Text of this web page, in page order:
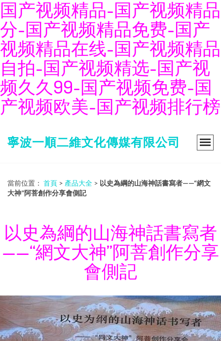
国产视频精品-国产视频精品
分-国产视频精品免费-国产
视频精品在线-国产视频精品
自拍-国产视频精选-国产视
频久久99-国产视频免费-国
产视频欧美-国产视频排行榜
寧波一順二維文化傳媒有限公司
當前位置： 首頁 > 產品大全 > 以史為綱的山海神話書寫者——“網文
大神”阿菩創作分享會側記
以史為綱的山海神話書寫者
——“網文大神”阿菩創作分享
會側記